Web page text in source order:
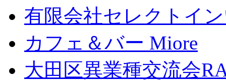
有限会社セレクトイ
カフェ＆バー Miore
大田区異業種交流会